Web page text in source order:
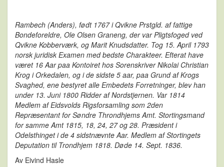
Rambech (Anders), født 1767 i Qvikne Prstgld. af fattige
Bondeforeldre, Ole Olsen Graneng, der var Pligtsfoged ved
Qvikne Kobberværk, og Marit Knudsdatter. Tog 15. April 1793
norsk juridisk Examen med bedste Charakteer. Efterat have
været 16 Aar paa Kontoiret hos Sorenskriver Nikolai Christian
Krog i Orkedalen, og i de sidste 5 aar, paa Grund af Krogs
Svaghed, ene bestyret alle Embedets Forretninger, blev han
under 13. Juni 1800 Ridder af Nordstjernen. Var 1814
Medlem af Eidsvolds Rigsforsamling som 2den
Repræsentant for Søndre Throndhjems Amt. Stortingsmand
for samme Amt 1815, 18, 24, 27 og 28. Præsident i
Odelsthinget i de 4 sidstnævnte Aar. Medlem af Stortingets
Deputation til Trondhjem 1818. Døde 14. Sept. 1836.
Av Eivind Hasle